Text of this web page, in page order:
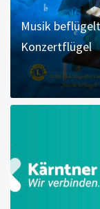
Musik
Konzertflügel